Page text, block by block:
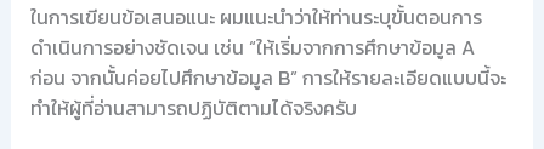
ในการเขียนข้อเสนอแนะ ผมแนะนำว่าให้ท่านระบุขั้นตอนการ
ดำเนินการอย่างชัดเจน เช่น “ให้เริ่มจากการศึกษาข้อมูล A
ก่อน จากนั้นค่อยไปศึกษาข้อมูล B” การให้รายละเอียดแบบนี้จะ
ทำให้ผู้ที่อ่านสามารถปฏิบัติตามได้จริงครับ